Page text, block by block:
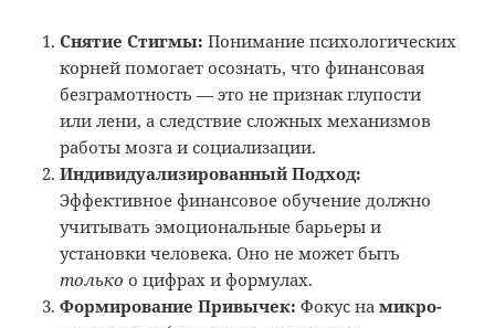
Снятие Стигмы: Понимание психологических
корней помогает осознать, что финансовая
безграмотность — это не признак глупости
или лени, а следствие сложных механизмов
работы мозга и социализации.
Индивидуализированный Подход:
Эффективное финансовое обучение должно
учитывать эмоциональные барьеры и
установки человека. Оно не может быть
только о цифрах и формулах.
Формирование Привычек: Фокус намикро-